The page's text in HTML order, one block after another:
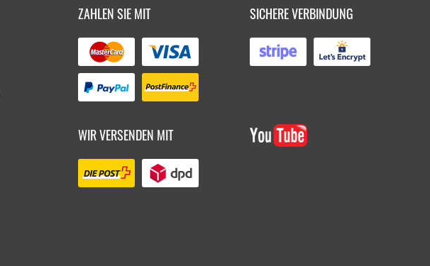
ZAHLEN SIE MIT
WIR VERSENDEN MIT
SICHERE VERBINDUNG